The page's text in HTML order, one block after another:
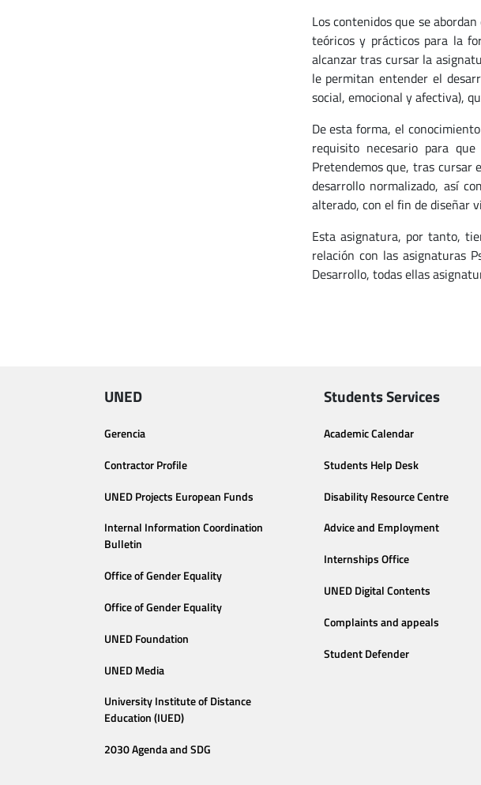
Los contenidos que se
teóricos y prácticos para la
alcanzar tras cursar la
le permitan entender el
social, emocional y afectiva),
De esta forma, el
requisito necesario para
Pretendemos que, tras cursar
desarrollo normalizado, así
alterado, con el fin de diseñar
Esta asignatura, por tanto,
relación con las asignaturas
Desarrollo, todas ellas
UNED
Gerencia
Contractor Profile
UNED Projects European Funds
Internal Information Coordination
Bulletin
Office of Gender Equality
Office of Gender Equality
UNED Foundation
UNED Media
University Institute of Distance
Education (IUED)
2030 Agenda and SDG
Students Services
Academic Calendar
Students Help Desk
Disability Resource Centre
Advice and Employment
Internships Office
UNED Digital Contents
Complaints and appeals
Student Defender